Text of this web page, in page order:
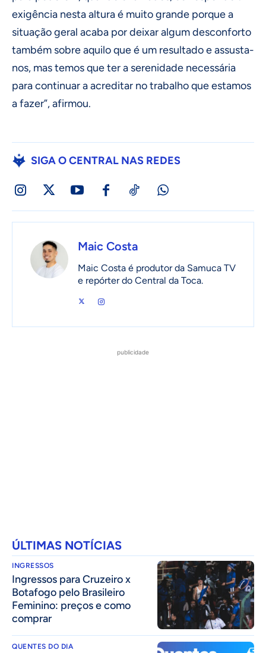
exigência nesta altura é muito grande porque a
situação geral acaba por deixar algum desconforto
também sobre aquilo que é um resultado e assusta-
nos, mas temos que ter a serenidade necessária
para continuar a acreditar no trabalho que estamos
a fazer”, afirmou.
SIGA O CENTRAL NAS REDES
Maic Costa
Maic Costa é produtor da Samuca TV
e repórter do Central da Toca.
publicidade
ÚLTIMAS NOTÍCIAS
INGRESSOS
Ingressos para Cruzeiro x
Botafogo pelo Brasileiro
Feminino: preços e como
comprar
QUENTES DO DIA